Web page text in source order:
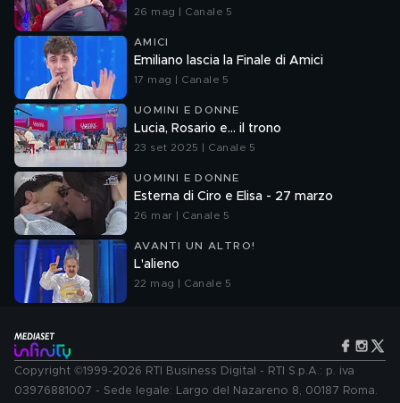
26 mag | Canale 5
AMICI
Emiliano lascia la Finale di Amici
17 mag | Canale 5
UOMINI E DONNE
Lucia, Rosario e... il trono
23 set 2025 | Canale 5
UOMINI E DONNE
Esterna di Ciro e Elisa - 27 marzo
26 mar | Canale 5
AVANTI UN ALTRO!
L'alieno
22 mag | Canale 5
Copyright ©1999-2026 RTI Business Digital - RTI S.p.A.: p. iva
03976881007 - Sede legale: Largo del Nazareno 8, 00187 Roma.